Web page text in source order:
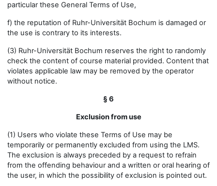
particular these General Terms of Use,
f) the reputation of Ruhr-Universität Bochum is damaged or
the use is contrary to its interests.
(3) Ruhr-Universität Bochum reserves the right to randomly
check the content of course material provided. Content that
violates applicable law may be removed by the operator
without notice.
§ 6
Exclusion from use
(1) Users who violate these Terms of Use may be
temporarily or permanently excluded from using the LMS.
The exclusion is always preceded by a request to refrain
from the offending behaviour and a written or oral hearing of
the user, in which the possibility of exclusion is pointed out.